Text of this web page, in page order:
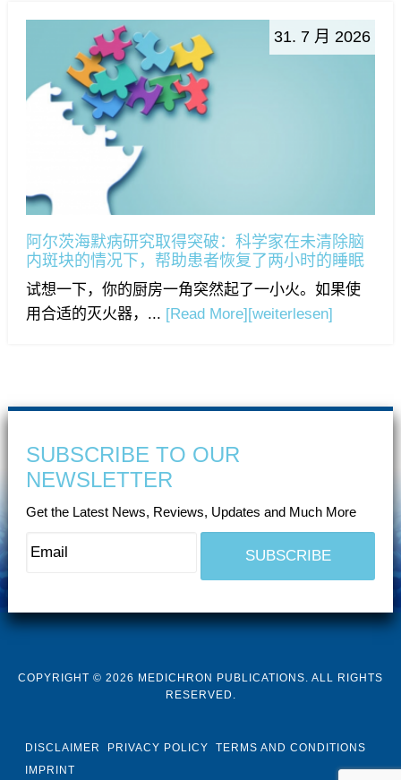
31. 7 月 2026
阿尔茨海默病研究取得突破：科学家在未清除脑
内斑块的情况下，帮助患者恢复了两小时的睡眠
试想一下，你的厨房一角突然起了一小火。如果使
用合适的灭火器，... [Read More] [weiterlesen]
SUBSCRIBE TO OUR
NEWSLETTER
Get the Latest News, Reviews, Updates and Much More
COPYRIGHT © 2026 MEDICHRON PUBLICATIONS. ALL RIGHTS
RESERVED.
DISCLAIMER PRIVACY POLICY
TERMS AND CONDITIONS
IMPRINT